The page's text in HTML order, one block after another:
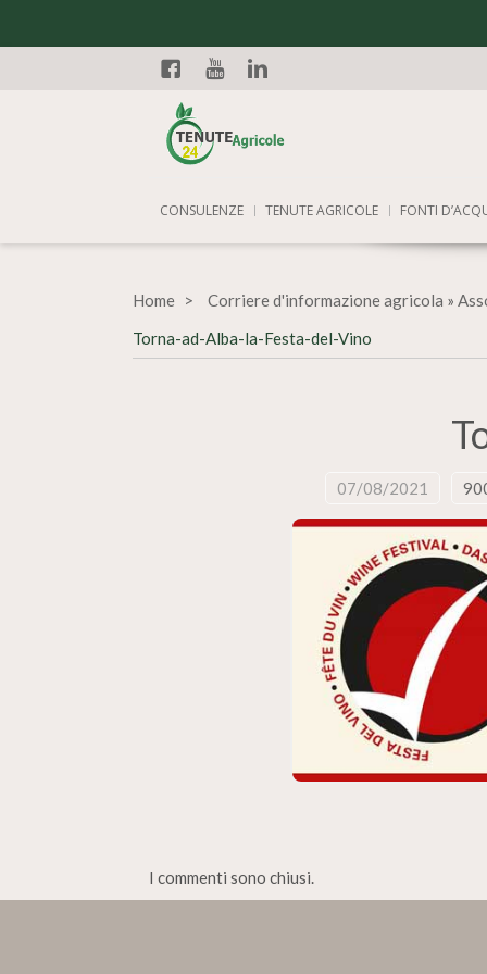
Facebook
CONSULENZE TENUTE AGRICOLE FONTI
Home Corriere d'informazione agricola »
Torna-ad-Alba-la-Festa-del-Vino
07/08/2021
I commenti sono chiusi.